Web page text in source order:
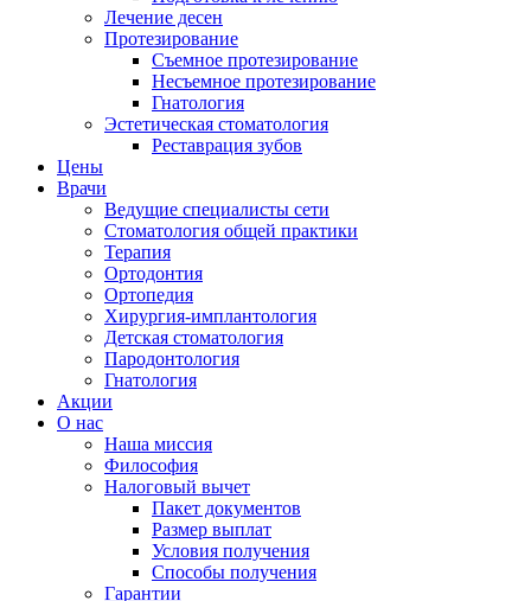
Лечение десен
Протезирование
Съемное протезирование
Несъемное протезирование
Гнатология
Эстетическая стоматология
Реставрация зубов
Цены
Врачи
Ведущие специалисты сети
Стоматология общей практики
Терапия
Ортодонтия
Ортопедия
Хирургия-имплантология
Детская стоматология
Пародонтология
Гнатология
Акции
О нас
Наша миссия
Философия
Налоговый вычет
Пакет документов
Размер выплат
Условия получения
Способы получения
Гарантии